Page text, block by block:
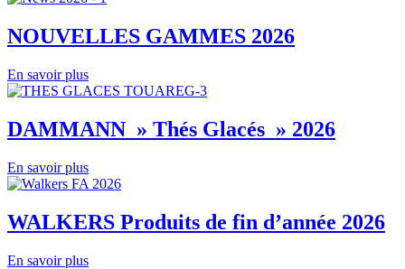
NOUVELLES GAMMES 2026
En savoir plus
DAMMANN » Thés Glacés » 2026
En savoir plus
WALKERS Produits de fin d’année 2026
En savoir plus